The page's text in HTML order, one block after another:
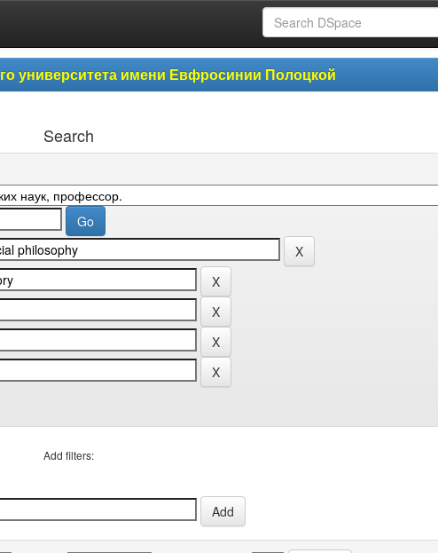
университета имени Евфросинии Полоцкой
Search
Add filters: